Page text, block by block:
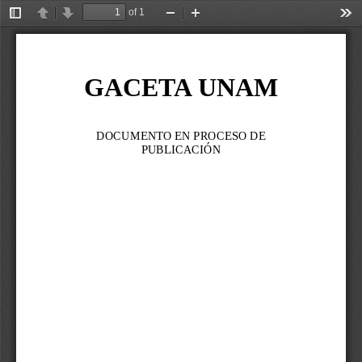
Toggle
Sidebar
PreviousNext
of 1
Zoom
Out
In
GACETA UNAM
DOCUMENTO EN PROCESO DE
PUBLICACIÓN